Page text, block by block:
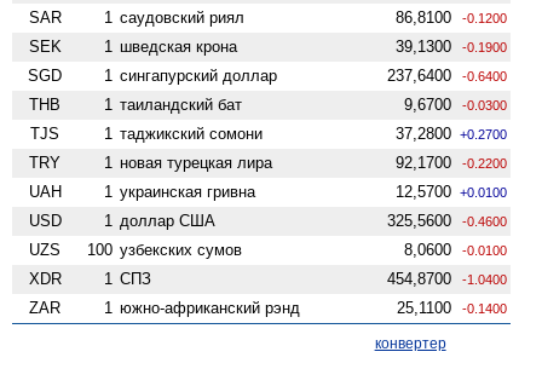
SAR 1 саудовский риял 86,8100 -0.1200
SEK 1 шведская крона 39,1300 -0.1900
SGD 1 сингапурский доллар 237,6400 -0.6400
THB 1 таиландский бат 9,6700 -0.0300
TJS 1 таджикский сомони 37,2800 +0.2700
TRY 1 новая турецкая лира 92,1700 -0.2200
UAH 1 украинская гривна 12,5700 +0.0100
USD 1 доллар США 325,5600 -0.4600
UZS 100 узбекских сумов 8,0600 -0.0100
XDR 1 СПЗ 454,8700 -1.0400
ZAR 1 южно-африканский рэнд 25,1100 -0.1400
конвертер